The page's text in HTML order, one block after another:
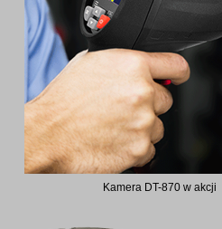
Kamera DT-870 w akcji